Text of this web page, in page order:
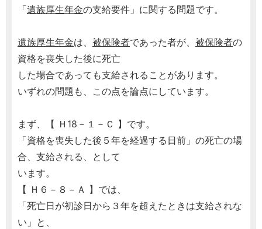
「遺族厚生年金の支給要件」に関する問題です。
遺族厚生年金は、 被保険者であった者が、 被保険者の
資格を喪失した後に死亡
した場合であっても支給されることがあります。
いずれの問題も、この点を論点にしています。
まず、【 Ｈ18－１－Ｃ 】です。
「資格を喪失した後５年を経過する日前」の死亡の場
合、支給される、として
います。
【 Ｈ６－８－Ａ 】では、
「死亡日が初診日から３年を超えたときは支給されな
い」と、